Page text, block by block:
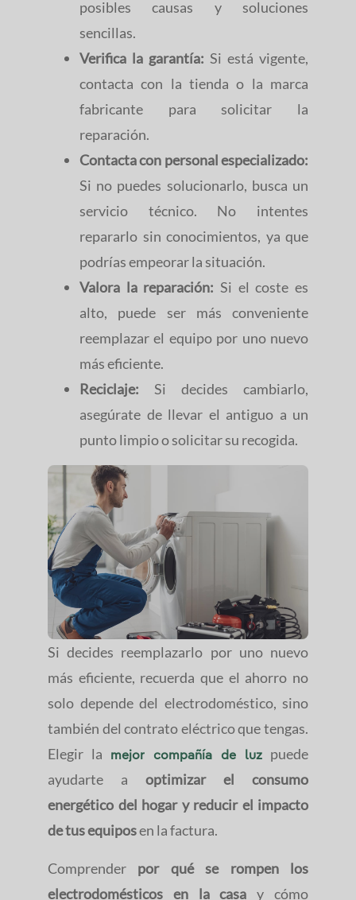
posibles causas y soluciones
sencillas.
Verifica la garantía: Si está vigente,
contacta con la tienda o la marca
fabricante para solicitar la
reparación.
Contacta con personal especializado:
Si no puedes solucionarlo, busca un
servicio técnico. No intentes
repararlo sin conocimientos, ya que
podrías empeorar la situación.
Valora la reparación: Si el coste es
alto, puede ser más conveniente
reemplazar el equipo por uno nuevo
más eficiente.
Reciclaje: Si decides cambiarlo,
asegúrate de llevar el antiguo a un
punto limpio o solicitar su recogida.
Si decides reemplazarlo por uno nuevo
más eficiente, recuerda que el ahorro no
solo depende del electrodoméstico, sino
también del contrato eléctrico que tengas.
Elegir la
mejor compañía de luz
puede
ayudarte a optimizar el consumo
energético del hogar y reducir el impacto
de tus equiposen la factura.
Comprender por qué se rompen los
electrodomésticos en la casa y cómo